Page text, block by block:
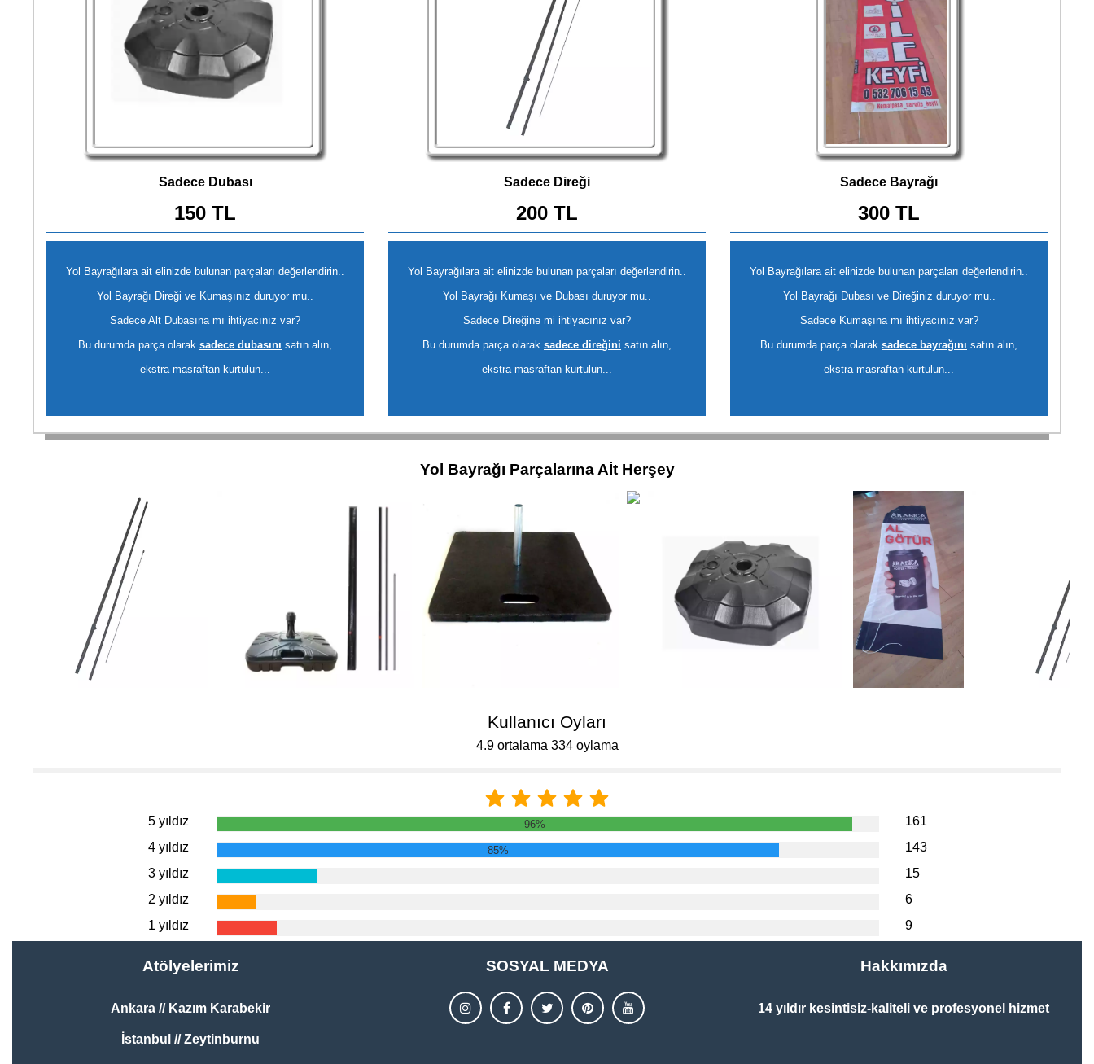
Sadece Dubası
150 TL
Yol Bayrağılara ait elinizde bulunan parçaları değerlendirin..
Yol Bayrağı Direği ve Kumaşınız duruyor mu..
Sadece Alt Dubasına mı ihtiyacınız var?
Bu durumda parça olarak sadece dubasını satın alın,
ekstra masraftan kurtulun...
Sadece Direği
200 TL
Yol Bayrağılara ait elinizde bulunan parçaları değerlendirin..
Yol Bayrağı Kumaşı ve Dubası duruyor mu..
Sadece Direğine mi ihtiyacınız var?
Bu durumda parça olarak sadece direğini satın alın,
ekstra masraftan kurtulun...
Sadece Bayrağı
300 TL
Yol Bayrağılara ait elinizde bulunan parçaları değerlendirin..
Yol Bayrağı Dubası ve Direğiniz duruyor mu..
Sadece Kumaşına mı ihtiyacınız var?
Bu durumda parça olarak sadece bayrağını satın alın,
ekstra masraftan kurtulun...
Yol Bayrağı Parçalarına Aİt Herşey
Kullanıcı Oyları
4.9 ortalama 334 oylama
5 yıldız 96%
161
4 yıldız
85%
143
3 yıldız
15
2 yıldız
6
1 yıldız
9
Atölyelerimiz
Ankara // Kazım Karabekir
İstanbul // Zeytinburnu
SOSYAL MEDYA Hakkımızda
14 yıldır kesintisiz-kaliteli ve profesyonel hizmet